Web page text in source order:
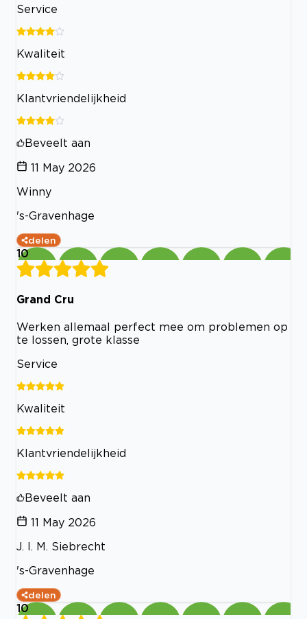
Service
Kwaliteit
Klantvriendelijkheid
Beveelt aan
11 May 2026
Winny
's-Gravenhage
delen
10
Grand Cru
Werken allemaal perfect mee om problemen op
te lossen, grote klasse
Service
Kwaliteit
Klantvriendelijkheid
Beveelt aan
11 May 2026
J. I. M. Siebrecht
's-Gravenhage
delen
10